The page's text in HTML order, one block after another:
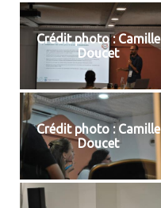
Crédit photo : Camille
Doucet
Crédit photo : Camille
Doucet